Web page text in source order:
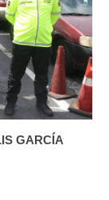
de
para
GARCÍA